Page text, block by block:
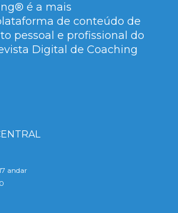
é a mais
de conteúdo de
pessoal e profissional do
Digital de Coaching
andar